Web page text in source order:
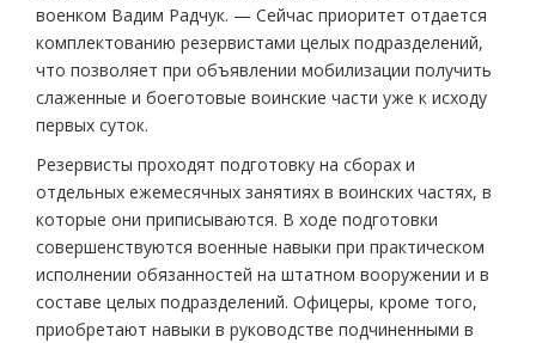
военком Вадим Радчук. — Сейчас приоритет отдается
комплектованию резервистами целых подразделений,
что позволяет при объявлении мобилизации получить
слаженные и боеготовые воинские части уже к исходу
первых суток.
Резервисты проходят подготовку на сборах и
отдельных ежемесячных занятиях в воинских частях, в
которые они приписываются. В ходе подготовки
совершенствуются военные навыки при практическом
исполнении обязанностей на штатном вооружении и в
составе целых подразделений. Офицеры, кроме того,
приобретают навыки в руководстве подчиненными в